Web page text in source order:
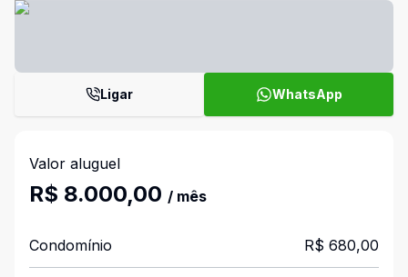
Ligar WhatsApp
Valor aluguel
R$ 8.000,00 / mês
Condomínio R$ 680,00